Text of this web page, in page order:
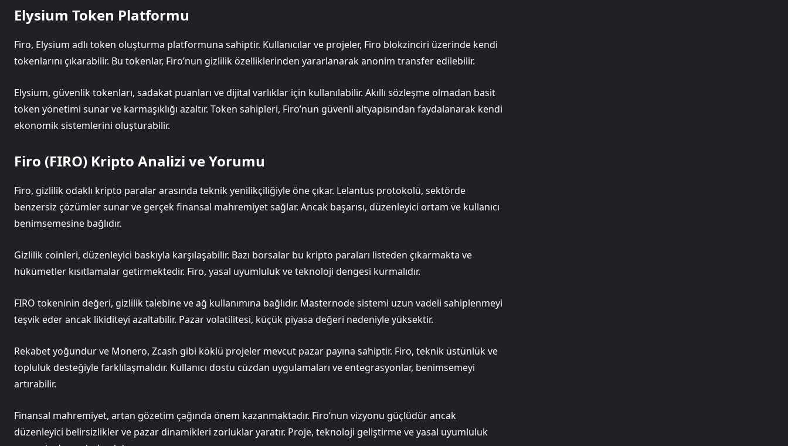
Elysium Token Platformu
Firo, Elysium adlı token oluşturma platformuna sahiptir. Kullanıcılar ve projeler, Firo blokzinciri üzerinde kendi
tokenlarını çıkarabilir. Bu tokenlar, Firo’nun gizlilik özelliklerinden yararlanarak anonim transfer edilebilir.
Elysium, güvenlik tokenları, sadakat puanları ve dijital varlıklar için kullanılabilir. Akıllı sözleşme olmadan basit
token yönetimi sunar ve karmaşıklığı azaltır. Token sahipleri, Firo’nun güvenli altyapısından faydalanarak kendi
ekonomik sistemlerini oluşturabilir.
Firo (FIRO) Kripto Analizi ve Yorumu
Firo, gizlilik odaklı kripto paralar arasında teknik yenilikçiliğiyle öne çıkar. Lelantus protokolü, sektörde
benzersiz çözümler sunar ve gerçek finansal mahremiyet sağlar. Ancak başarısı, düzenleyici ortam ve kullanıcı
benimsemesine bağlıdır.
Gizlilik coinleri, düzenleyici baskıyla karşılaşabilir. Bazı borsalar bu kripto paraları listeden çıkarmakta ve
hükümetler kısıtlamalar getirmektedir. Firo, yasal uyumluluk ve teknoloji dengesi kurmalıdır.
FIRO tokeninin değeri, gizlilik talebine ve ağ kullanımına bağlıdır. Masternode sistemi uzun vadeli sahiplenmeyi
teşvik eder ancak likiditeyi azaltabilir. Pazar volatilitesi, küçük piyasa değeri nedeniyle yüksektir.
Rekabet yoğundur ve Monero, Zcash gibi köklü projeler mevcut pazar payına sahiptir. Firo, teknik üstünlük ve
topluluk desteğiyle farklılaşmalıdır. Kullanıcı dostu cüzdan uygulamaları ve entegrasyonlar, benimsemeyi
artırabilir.
Finansal mahremiyet, artan gözetim çağında önem kazanmaktadır. Firo’nun vizyonu güçlüdür ancak
düzenleyici belirsizlikler ve pazar dinamikleri zorluklar yaratır. Proje, teknoloji geliştirme ve yasal uyumluluk